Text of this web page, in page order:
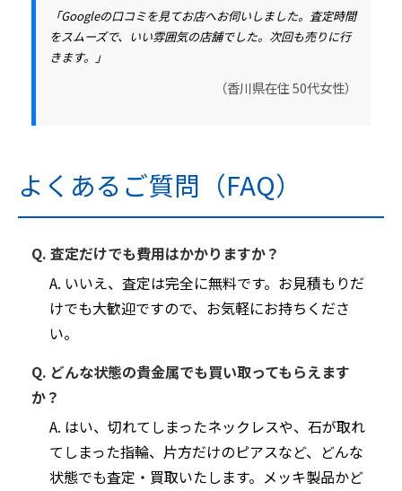
「Googleの口コミを見てお店へお伺いしました。査定時間
をスムーズで、いい雰囲気の店舗でした。次回も売りに行
きます。」
（香川県在住 50代女性）
よくあるご質問（FAQ）
Q. 査定だけでも費用はかかりますか？
A. いいえ、査定は完全に無料です。お見積もりだ
けでも大歓迎ですので、お気軽にお持ちくださ
い。
Q. どんな状態の貴金属でも買い取ってもらえます
か？
A. はい、切れてしまったネックレスや、石が取れ
てしまった指輪、片方だけのピアスなど、どんな
状態でも査定・買取いたします。メッキ製品かど